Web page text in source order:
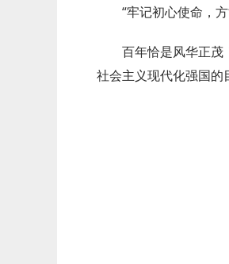
“牢记初心使命，
百年恰是风华正茂
社会主义现代化强国的